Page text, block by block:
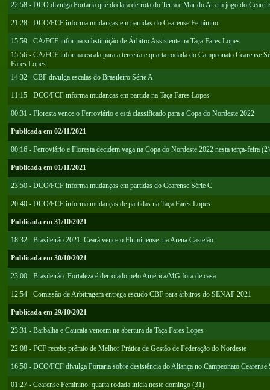
22:58 - DCO divulga Portaria que declara derrota do Terra e Mar do Ar em jogo do
21:28 - DCO/FCF informa mudanças em partidas do Cearense Feminino
15:59 - CA/FCF informa substituição de Árbitro Assistente na Taça Fares Lopes
15:56 - CA/FCF informa escala para a terceira e quarta rodada do Campeonato Cearense
Fares Lopes
14:32 - CBF divulga escalas do Brasileiro Série A
11:15 - DCO/FCF informa mudanças em partida na Taça Fares Lopes
00:31 - Floresta vence o Ferroviário e está classificado para a Copa do Nordeste 2022
Publicada em 02/11/2021
00:16 - Ferroviário e Floresta decidem vaga na Copa do Nordeste 2022 nesta terça-feira (2)
Publicada em 01/11/2021
23:50 - DCO/FCF informa mudanças em partidas do Cearense Série C
20:40 - DCO/FCF informa mudanças de partidas na Taça Fares Lopes
Publicada em 31/10/2021
18:32 - Brasileirão 2021: Ceará vence o Fluminense na Arena Castelão
Publicada em 30/10/2021
23:00 - Brasileirão: Fortaleza é derrotado pelo América/MG fora de casa
12:54 - Comissão de Arbitragem entrega escudo CBF para árbitros do SENAF 2021
Publicada em 29/10/2021
23:31 - Barbalha e Caucaia vencem na abertura da Taça Fares Lopes
22:08 - FCF recebe prêmio de Melhor Prática de Gestão de Federação do Nordeste
16:50 - DCO/FCF divulga Portaria sobre desistência do Aliança no Campeonato Cearense
01:27 - Cearense Feminino: quarta rodada inicia neste domingo (31)